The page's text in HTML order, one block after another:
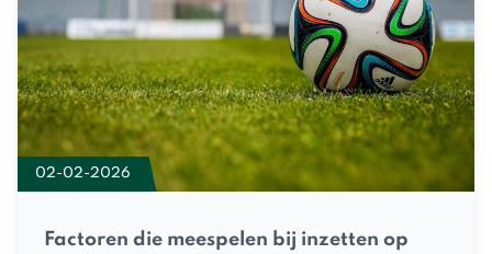
02-02-2026
Factoren die meespelen bij inzetten op